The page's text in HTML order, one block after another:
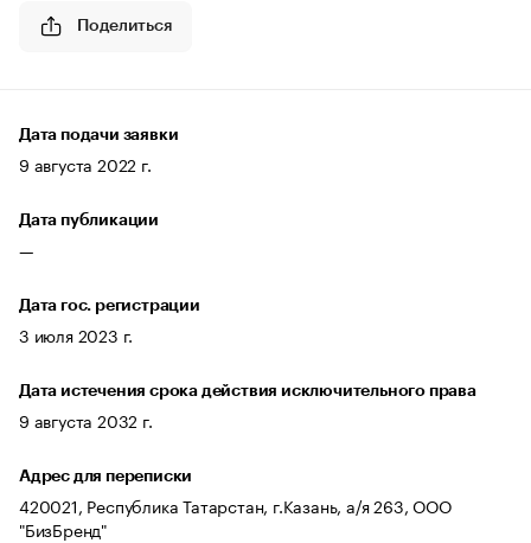
Поделиться
Дата подачи заявки
9 августа 2022 г.
Дата публикации
—
Дата гос. регистрации
3 июля 2023 г.
Дата истечения срока действия исключительного права
9 августа 2032 г.
Адрес для переписки
420021, Республика Татарстан, г.Казань, а/я 263, ООО
"БизБренд"